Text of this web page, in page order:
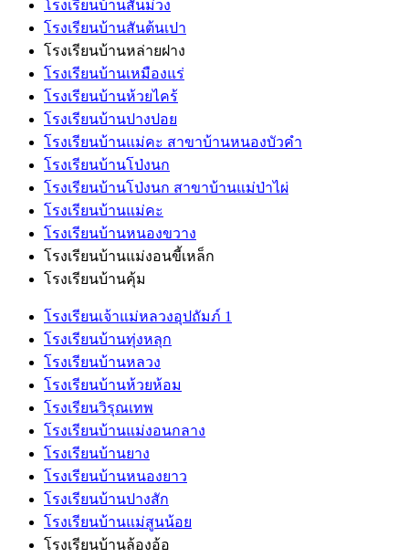
โรงเรียนบ้านสันม่วง
โรงเรียนบ้านสันต้นเปา
โรงเรียนบ้านหล่ายฝาง
โรงเรียนบ้านเหมืองแร่
โรงเรียนบ้านห้วยไคร้
โรงเรียนบ้านปางปอย
โรงเรียนบ้านแม่คะ สาขาบ้านหนองบัวคำ
โรงเรียนบ้านโป่งนก
โรงเรียนบ้านโป่งนก สาขาบ้านแม่ป่าไผ่
โรงเรียนบ้านแม่คะ
โรงเรียนบ้านหนองขวาง
โรงเรียนบ้านแม่งอนขี้เหล็ก
โรงเรียนบ้านคุ้ม
โรงเรียนเจ้าแม่หลวงอุปถัมภ์ 1
โรงเรียนบ้านทุ่งหลุก
โรงเรียนบ้านหลวง
โรงเรียนบ้านห้วยห้อม
โรงเรียนวิรุณเทพ
โรงเรียนบ้านแม่งอนกลาง
โรงเรียนบ้านยาง
โรงเรียนบ้านหนองยาว
โรงเรียนบ้านปางสัก
โรงเรียนบ้านแม่สูนน้อย
โรงเรียนบ้านล้องอ้อ